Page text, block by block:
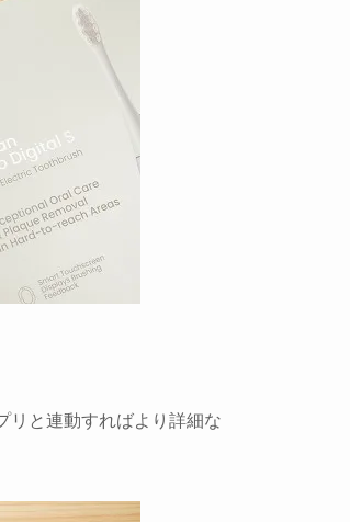
リと連動すればより詳細な